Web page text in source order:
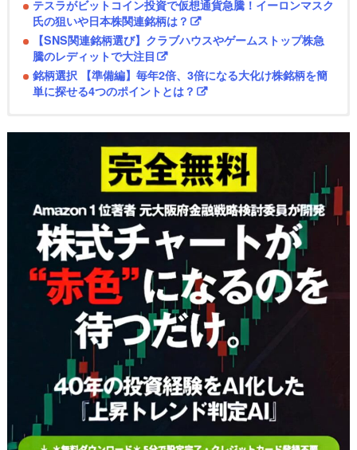
テスラがビットコイン投資で仮想通貨急騰！イーロンマスク
氏の狙いや日本株関連銘柄は？
【SNS関連銘柄選び】クラブハウスやゲームストップ株急
騰のレディットで大注目
銘柄選択 【準備編】毎年2倍、3倍になる大化け株銘柄を簡
単に探せる4つのポイントとは？